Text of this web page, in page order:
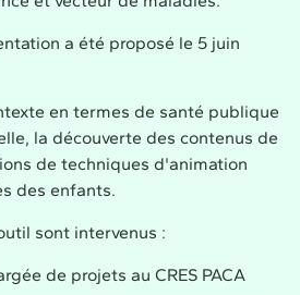
a été proposé le 5 juin
en termes de santé publique
la découverte des contenus de
de techniques d'animation
des enfants.
sont intervenus :
de projets au CRES PACA